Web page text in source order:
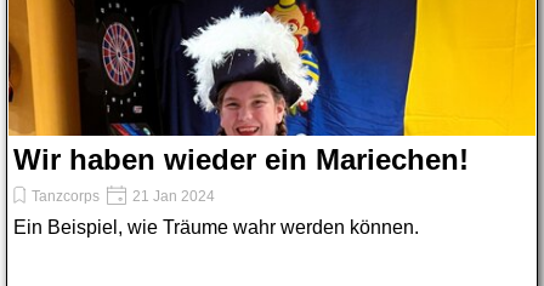
Wir haben wieder ein Mariechen!
Tanzcorps 21 Jan 2024
Ein Beispiel, wie Träume wahr werden können.